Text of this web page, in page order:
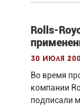
Rolls-
30 июля
Во время
компании
подписали